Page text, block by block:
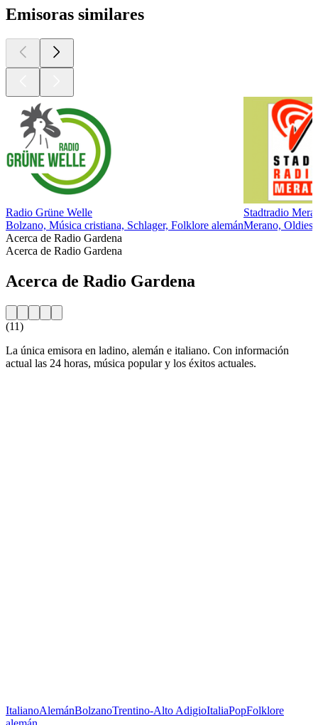
Emisoras similares
Radio Grüne Welle
Bolzano, Música cristiana, Schlager, Folklore alemán
Stadtradio
Merano, Oldies,
Acerca de Radio Gardena
Acerca de Radio Gardena
Acerca de Radio Gardena
(11)
La única emisora en ladino, alemán e italiano. Con información
actual las 24 horas, música popular y los éxitos actuales.
ItalianoAlemánBolzanoTrentino-Alto AdigioItaliaPopFolklore